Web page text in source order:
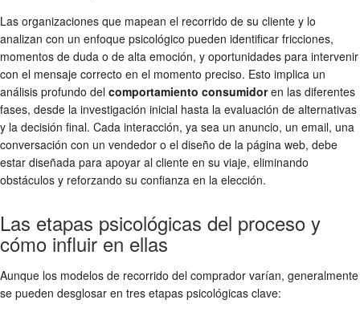
Las organizaciones que mapean el recorrido de su cliente y lo
analizan con un enfoque psicológico pueden identificar fricciones,
momentos de duda o de alta emoción, y oportunidades para intervenir
con el mensaje correcto en el momento preciso. Esto implica un
análisis profundo del comportamiento consumidoren las diferentes
fases, desde la investigación inicial hasta la evaluación de alternativas
y la decisión final. Cada interacción, ya sea un anuncio, un email, una
conversación con un vendedor o el diseño de la página web, debe
estar diseñada para apoyar al cliente en su viaje, eliminando
obstáculos y reforzando su confianza en la elección.
Las etapas psicológicas del proceso y
cómo influir en ellas
Aunque los modelos de recorrido del comprador varían, generalmente
se pueden desglosar en tres etapas psicológicas clave: